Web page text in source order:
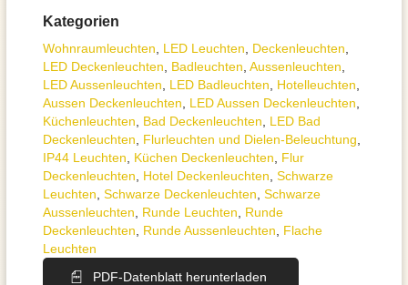
Kategorien
Wohnraum­leuchten LED Leuchten Decken­leuchten
LED Deckenleuchten
Badleuchten Aussen­leuchten
LED Aussenleuchten
LED Badleuchten Hotelleuchten
Aussen Deckenleuchten
LED Aussen Deckenleuchten
Küchenleuchten
Bad Deckenleuchten
LED Bad
Deckenleuchten
Flurleuchten und Dielen-Beleuchtung
IP44 Leuchten
Küchen Deckenleuchten
Flur
Deckenleuchten
Hotel Deckenleuchten Schwarze
Leuchten Schwarze Deckenleuchten Schwarze
Aussenleuchten
Runde Leuchten
Runde
Deckenleuchten
Runde Aussenleuchten
Flache
Leuchten
PDF-Datenblatt herunterladen